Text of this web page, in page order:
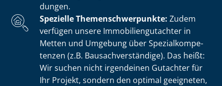
dun­gen.
Spezielle The­men­schwer­punk­te: Zudem
verfügen unsere Im­mo­bi­li­en­gut­ach­ter in
Metten und Umgebung über Spe­zi­al­kom­pe­
ten­zen (z.B. Bau­sach­ver­stän­di­ge). Das heißt:
Wir suchen nicht irgendeinen Gutachter für
Ihr Projekt, sondern den optimal geeigneten,